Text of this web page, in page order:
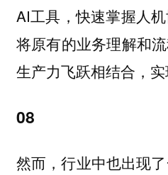
AI工具，快速掌握人
将原有的业务理解和
生产力飞跃相结合，实
08
然而，行业中也出现